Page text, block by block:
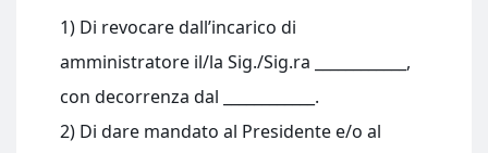
1) Di revocare dall’incarico di
amministratore il/la Sig./Sig.ra ____________,
con decorrenza dal ____________.
2) Di dare mandato al Presidente e/o al